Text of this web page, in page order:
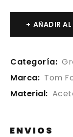
AÑADIR
Categoría:
Marca: Tom
Material:
ENVIOS